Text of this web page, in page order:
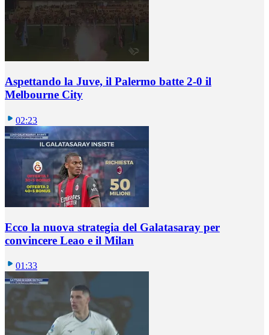
Aspettando la Juve, il Palermo batte 2-0 il
Melbourne City
02:23
Ecco la nuova strategia del Galatasaray per
convincere Leao e il Milan
01:33